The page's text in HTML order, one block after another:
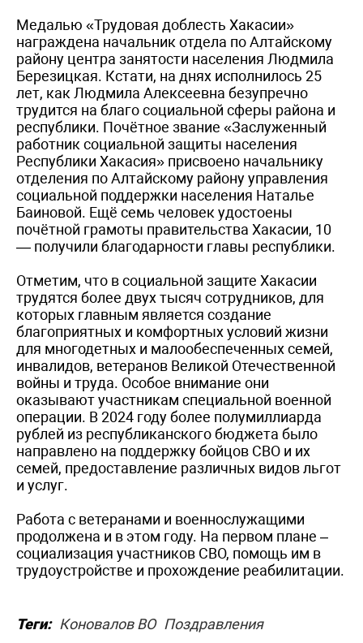
Медалью «Трудовая доблесть Хакасии»
награждена начальник отдела по Алтайскому
району центра занятости населения Людмила
Березицкая. Кстати, на днях исполнилось 25
лет, как Людмила Алексеевна безупречно
трудится на благо социальной сферы района и
республики. Почётное звание «Заслуженный
работник социальной защиты населения
Республики Хакасия» присвоено начальнику
отделения по Алтайскому району управления
социальной поддержки населения Наталье
Баиновой. Ещё семь человек удостоены
почётной грамоты правительства Хакасии, 10
— получили благодарности главы республики.
Отметим, что в социальной защите Хакасии
трудятся более двух тысяч сотрудников, для
которых главным является создание
благоприятных и комфортных условий жизни
для многодетных и малообеспеченных семей,
инвалидов, ветеранов Великой Отечественной
войны и труда. Особое внимание они
оказывают участникам специальной военной
операции. В 2024 году более полумиллиарда
рублей из республиканского бюджета было
направлено на поддержку бойцов СВО и их
семей, предоставление различных видов льгот
и услуг.
Работа с ветеранами и военнослужащими
продолжена и в этом году. На первом плане –
социализация участников СВО, помощь им в
трудоустройстве и прохождение реабилитации.
Теги: Коновалов ВО Поздравления